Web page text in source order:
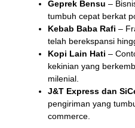
Geprek Bensu –
tumbuh cepat berkat
Kebab Baba Rafi –
telah berekspansi
Kopi Lain Hati –
kekinian yang
milenial.
J&T Express dan
pengiriman yang
commerce.